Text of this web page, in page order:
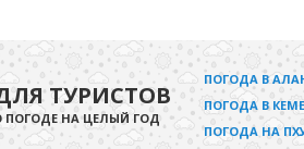
ТУРИСТОВ
НА ЦЕЛЫЙ ГОД
ПОГОДА В
ПОГОДА В
ПОГОДА НА